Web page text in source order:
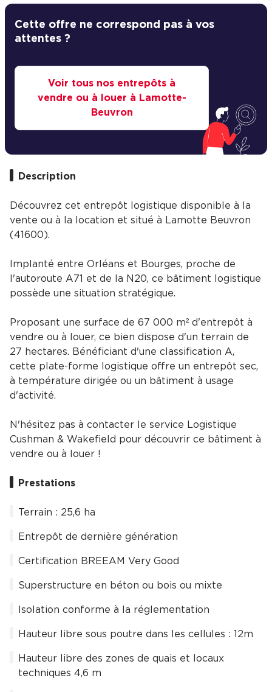
Cette offre ne correspond pas à vos
attentes ?
Voir tous nos entrepôts à
vendre ou à louer à Lamotte-
Beuvron
Description
Découvrez cet entrepôt logistique disponible à la
vente ou à la location et situé à Lamotte Beuvron
(41600).
Implanté entre Orléans et Bourges, proche de
l'autoroute A71 et de la N20, ce bâtiment logistique
possède une situation stratégique.
Proposant une surface de 67 000 m² d'entrepôt à
vendre ou à louer, ce bien dispose d'un terrain de
27 hectares. Bénéficiant d'une classification A,
cette plate-forme logistique offre un entrepôt sec,
à température dirigée ou un bâtiment à usage
d'activité.
N'hésitez pas à contacter le service Logistique
Cushman & Wakefield pour découvrir ce bâtiment à
vendre ou à louer !
Prestations
Terrain : 25,6 ha
Entrepôt de dernière génération
Certification BREEAM Very Good
Superstructure en béton ou bois ou mixte
Isolation conforme à la réglementation
Hauteur libre sous poutre dans les cellules : 12m
Hauteur libre des zones de quais et locaux
techniques 4,6 m